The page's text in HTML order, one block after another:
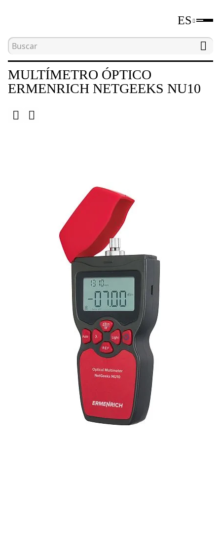
ES
Inicio Herramientas para
MULTÍMETRO ÓPTICO
ERMENRICH NETGEEKS NU10